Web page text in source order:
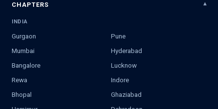
CHAPTERS
INDIA
Gurgaon
Pune
Mumbai
Hyderabad
Bangalore
Lucknow
Rewa
Indore
Bhopal
Ghaziabad